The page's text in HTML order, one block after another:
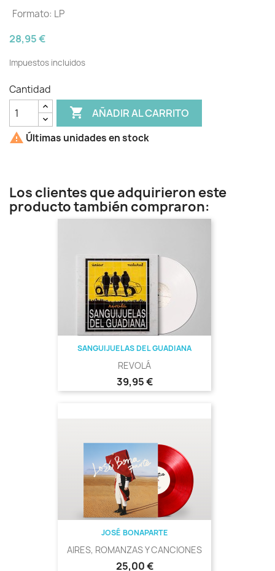
Formato: LP
28,95 €
Impuestos incluidos
Cantidad
 AÑADIR AL CARRITO
 Últimas unidades en stock
Los clientes que adquirieron este
producto también compraron:
SANGUIJUELAS DEL GUADIANA
REVOLÁ
Precio
39,95 €
JOSÉ BONAPARTE
AIRES, ROMANZAS Y CANCIONES
Precio
25,00 €